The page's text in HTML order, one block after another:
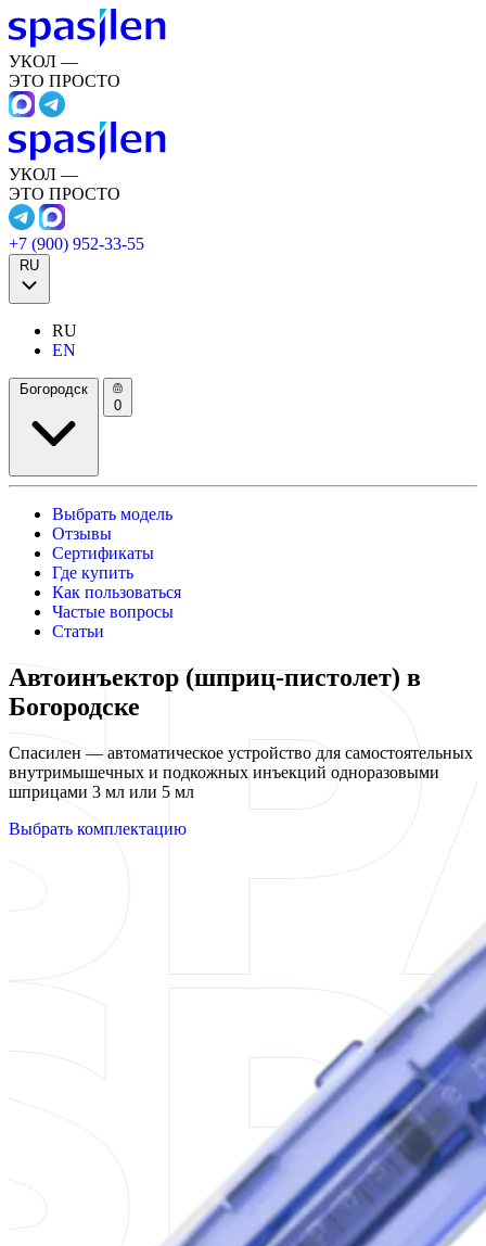
УКОЛ —
ЭТО ПРОСТО
УКОЛ —
ЭТО ПРОСТО
+7 (900) 952-33-55
RU
RU
EN
Богородск
0
Выбрать модель
Отзывы
Сертификаты
Где купить
Как пользоваться
Частые вопросы
Статьи
Автоинъектор (шприц-пистолет) в
Богородске
Спасилен — автоматическое устройство для самостоятельных
внутримышечных и подкожных инъекций одноразовыми
шприцами 3 мл или 5 мл
Выбрать комплектацию